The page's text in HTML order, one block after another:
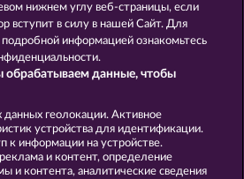
Компания
Запрос об Отказе
нижнем углу веб-страницы, если
вступит в силу в нашей Сайт. Для
информацией ознакомьтесь
данные, чтобы
данных геолокации. Активное
устройства для идентификации.
к информации на устройстве.
и контент, определение
и контента, аналитические сведения